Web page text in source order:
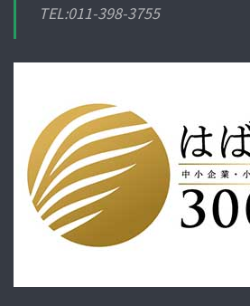
TEL:011-398-3755